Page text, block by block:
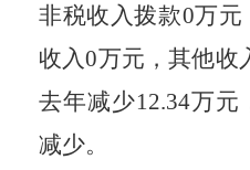
非税收入拨款0万元
收入0万元，其他收
去年减少12.34万元
减少。